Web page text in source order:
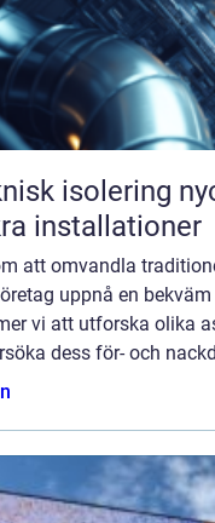
nyckeln till energieffektiva och
installationer
att omvandla
uppnå en
vi att utforska olika
dess för- och